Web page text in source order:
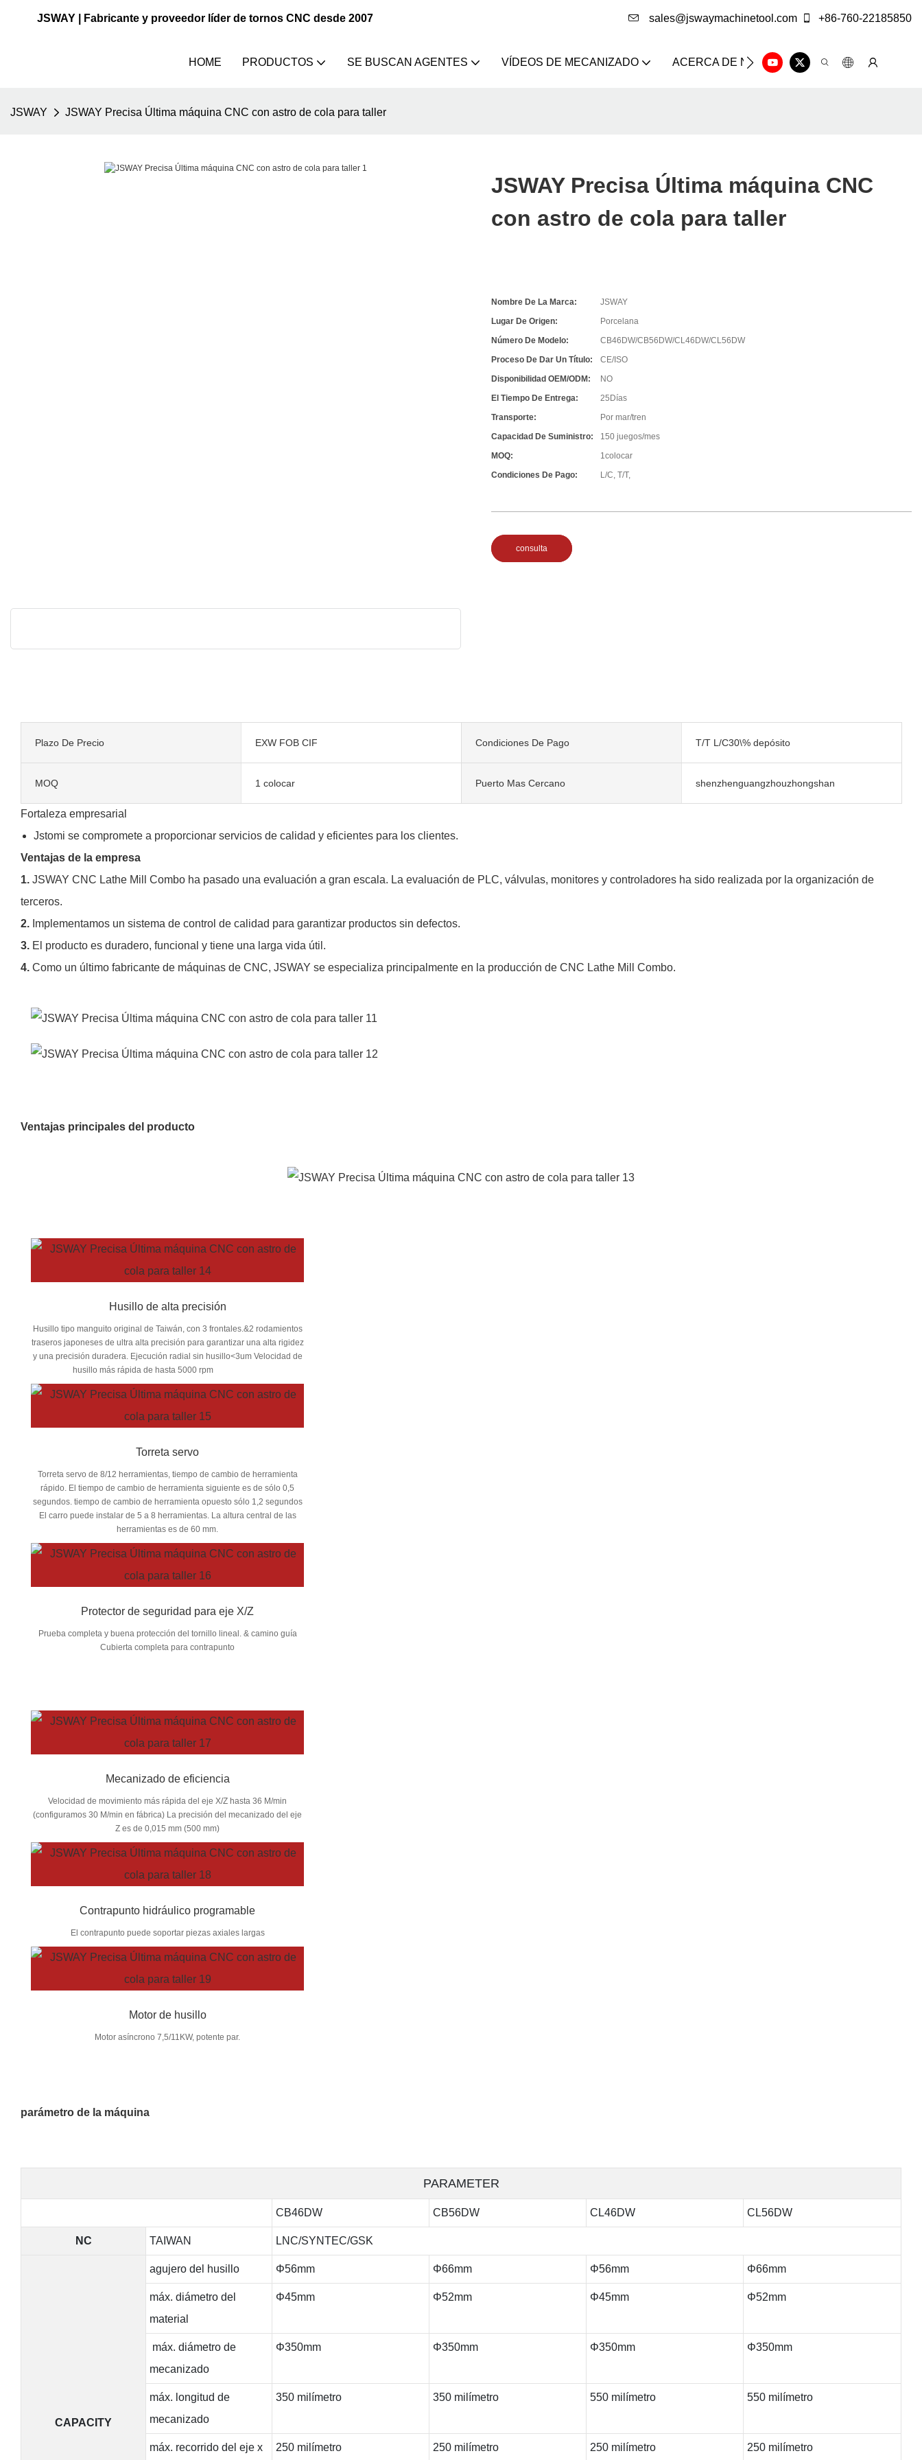
JSWAY | Fabricante y proveedor líder de tornos CNC desde 2007 sales@jswaymachinetool.com +86-760-22185850
HOME PRODUCTOS SE BUSCAN AGENTES VÍDEOS DE MECANIZADO ACERCA DE NOSOTROS SOLUCIÓN
JSWAY JSWAY Precisa Última máquina CNC con astro de cola para taller
JSWAY Precisa Última máquina CNC
con astro de cola para taller
Nombre De La Marca:
JSWAY
Lugar De Origen:
Porcelana
Número De Modelo:
CB46DW/CB56DW/CL46DW/CL56DW
Proceso De Dar Un Título:
CE/ISO
Disponibilidad OEM/ODM:
NO
El Tiempo De Entrega:
25Días
Transporte:
Por mar/tren
Capacidad De Suministro:
150 juegos/mes
MOQ:
1colocar
Condiciones De Pago:
L/C, T/T,
consulta
Plazo De Precio EXW FOB CIF Condiciones De Pago T/T L/C30\% depósito
MOQ 1 colocar Puerto Mas Cercano shenzhenguangzhouzhongshan
Fortaleza empresarial
Jstomi se compromete a proporcionar servicios de calidad y eficientes para los clientes.
Ventajas de la empresa
1. JSWAY CNC Lathe Mill Combo ha pasado una evaluación a gran escala. La evaluación de PLC, válvulas, monitores y controladores ha sido realizada por la organización de
terceros.
2. Implementamos un sistema de control de calidad para garantizar productos sin defectos.
3. El producto es duradero, funcional y tiene una larga vida útil.
4. Como un último fabricante de máquinas de CNC, JSWAY se especializa principalmente en la producción de CNC Lathe Mill Combo.
Ventajas principales del producto
Husillo de alta precisión
Husillo tipo manguito original de Taiwán, con 3 frontales.&2 rodamientos
traseros japoneses de ultra alta precisión para garantizar una alta rigidez
y una precisión duradera. Ejecución radial sin husillo<3um Velocidad de
husillo más rápida de hasta 5000 rpm
Torreta servo
Torreta servo de 8/12 herramientas, tiempo de cambio de herramienta
rápido. El tiempo de cambio de herramienta siguiente es de sólo 0,5
segundos. tiempo de cambio de herramienta opuesto sólo 1,2 segundos
El carro puede instalar de 5 a 8 herramientas. La altura central de las
herramientas es de 60 mm.
Protector de seguridad para eje X/Z
Prueba completa y buena protección del tornillo lineal. & camino guía
Cubierta completa para contrapunto
Mecanizado de eficiencia
Velocidad de movimiento más rápida del eje X/Z hasta 36 M/min
(configuramos 30 M/min en fábrica) La precisión del mecanizado del eje
Z es de 0,015 mm (500 mm)
Contrapunto hidráulico programable
El contrapunto puede soportar piezas axiales largas
Motor de husillo
Motor asíncrono 7,5/11KW, potente par.
parámetro de la máquina
PARAMETER
CB46DW CB56DW CL46DW CL56DW
NC TAIWAN LNC/SYNTEC/GSK
CAPACITY
agujero del husillo Φ56mm Φ66mm Φ56mm Φ66mm
máx. diámetro del
material
Φ45mm Φ52mm Φ45mm Φ52mm
máx. diámetro de
mecanizado
Φ350mm Φ350mm Φ350mm Φ350mm
máx. longitud de
mecanizado
350 milímetro 350 milímetro 550 milímetro 550 milímetro
máx. recorrido del eje x 250 milímetro 250 milímetro 250 milímetro 250 milímetro